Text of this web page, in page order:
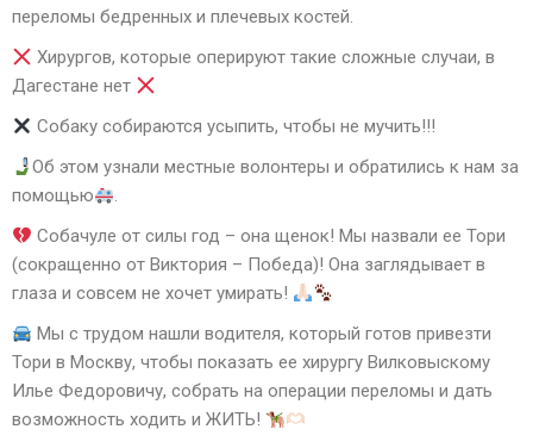
переломы бедренных и плечевых костей.
Хирургов, которые оперируют такие сложные случаи, в
Дагестане нет
Собаку собираются усыпить, чтобы не мучить!!!
Об этом узнали местные волонтеры и обратились к нам за
помощью
.
Собачуле от силы год – она щенок! Мы назвали ее Тори
(сокращенно от Виктория – Победа)! Она заглядывает в
глаза и совсем не хочет умирать!
Мы с трудом нашли водителя, который готов привезти
Тори в Москву, чтобы показать ее хирургу Вилковыскому
Илье Федоровичу, собрать на операции переломы и дать
возможность ходить и ЖИТЬ!